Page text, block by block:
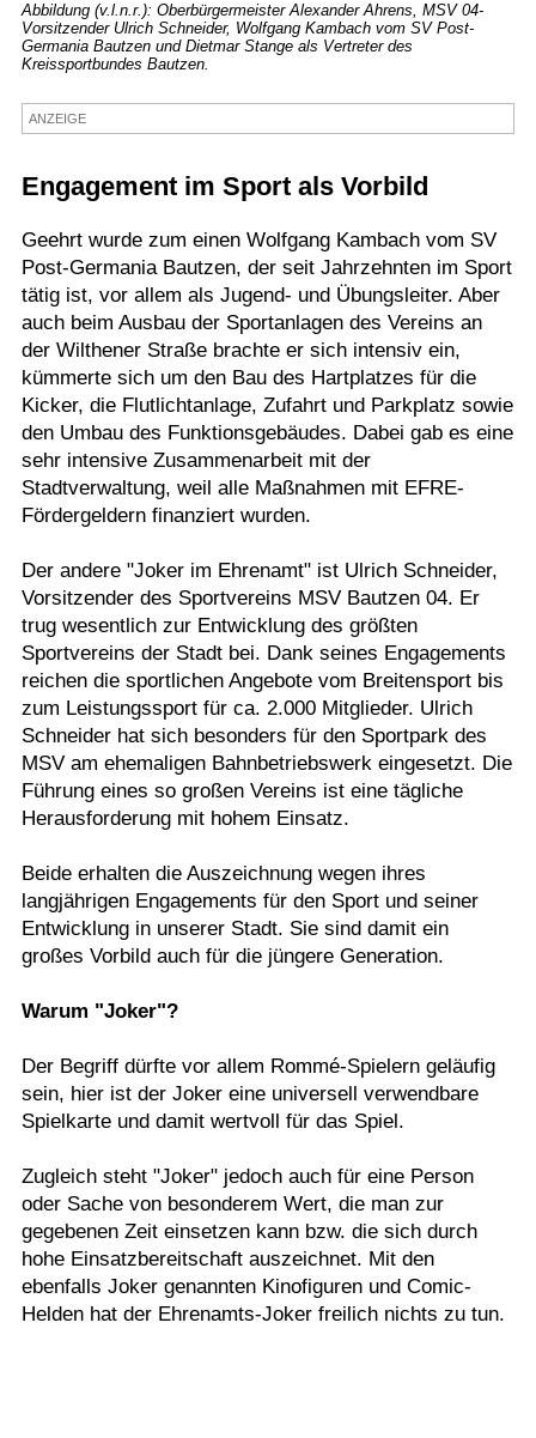
Abbildung (v.l.n.r.): Oberbürgermeister Alexander Ahrens, MSV 04-
Vorsitzender Ulrich Schneider, Wolfgang Kambach vom SV Post-
Germania Bautzen und Dietmar Stange als Vertreter des
Kreissportbundes Bautzen.
ANZEIGE
Engagement im Sport als Vorbild
Geehrt wurde zum einen Wolfgang Kambach vom SV
Post-Germania Bautzen, der seit Jahrzehnten im Sport
tätig ist, vor allem als Jugend- und Übungsleiter. Aber
auch beim Ausbau der Sportanlagen des Vereins an
der Wilthener Straße brachte er sich intensiv ein,
kümmerte sich um den Bau des Hartplatzes für die
Kicker, die Flutlichtanlage, Zufahrt und Parkplatz sowie
den Umbau des Funktionsgebäudes. Dabei gab es eine
sehr intensive Zusammenarbeit mit der
Stadtverwaltung, weil alle Maßnahmen mit EFRE-
Fördergeldern finanziert wurden.
Der andere "Joker im Ehrenamt" ist Ulrich Schneider,
Vorsitzender des Sportvereins MSV Bautzen 04. Er
trug wesentlich zur Entwicklung des größten
Sportvereins der Stadt bei. Dank seines Engagements
reichen die sportlichen Angebote vom Breitensport bis
zum Leistungssport für ca. 2.000 Mitglieder. Ulrich
Schneider hat sich besonders für den Sportpark des
MSV am ehemaligen Bahnbetriebswerk eingesetzt. Die
Führung eines so großen Vereins ist eine tägliche
Herausforderung mit hohem Einsatz.
Beide erhalten die Auszeichnung wegen ihres
langjährigen Engagements für den Sport und seiner
Entwicklung in unserer Stadt. Sie sind damit ein
großes Vorbild auch für die jüngere Generation.
Warum "Joker"?
Der Begriff dürfte vor allem Rommé-Spielern geläufig
sein, hier ist der Joker eine universell verwendbare
Spielkarte und damit wertvoll für das Spiel.
Zugleich steht "Joker" jedoch auch für eine Person
oder Sache von besonderem Wert, die man zur
gegebenen Zeit einsetzen kann bzw. die sich durch
hohe Einsatzbereitschaft auszeichnet. Mit den
ebenfalls Joker genannten Kinofiguren und Comic-
Helden hat der Ehrenamts-Joker freilich nichts zu tun.